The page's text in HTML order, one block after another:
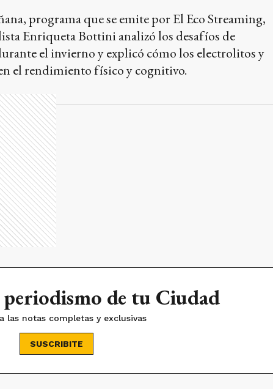
programa que se emite por El Eco Streaming,
Enriqueta Bottini analizó los desafíos de
el invierno y explicó cómo los electrolitos y
el rendimiento físico y cognitivo.
de tu Ciudad
las notas completas y exclusivas
SUSCRIBITE